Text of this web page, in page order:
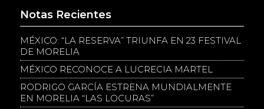
Notas Recientes
MÉXICO: “LA RESERVA” TRIUNFA EN 23 FESTIVAL
DE MORELIA
MÉXICO RECONOCE A LUCRECIA MARTEL
RODRIGO GARCÍA ESTRENA MUNDIALMENTE
EN MORELIA “LAS LOCURAS”